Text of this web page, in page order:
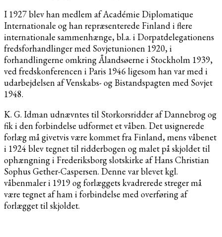
I 1927 blev han medlem af Académie Diplomatique
Internationale og han repræsenterede Finland i flere
internationale sammenhænge, bl.a. i Dorpatdelegationens
fredsforhandlinger med Sovjetunionen 1920, i
forhandlingerne omkring Ålandsøerne i Stockholm 1939,
ved fredskonferencen i Paris 1946 ligesom han var med i
udarbejdelsen af Venskabs- og Bistandspagten med Sovjet
1948.
K. G. Idman udnævntes til Storkorsridder af Dannebrog og
fik i den forbindelse udformet et våben. Det usignerede
forlæg må givetvis være kommet fra Finland, mens våbenet
i 1924 blev tegnet til ridderbogen og malet på skjoldet til
ophængning i Frederiksborg slotskirke af Hans Christian
Sophus Gether-Caspersen. Denne var blevet kgl.
våbenmaler i 1919 og forlæggets kvadrerede streger må
være tegnet af ham i forbindelse med overføring af
forlægget til skjoldet.